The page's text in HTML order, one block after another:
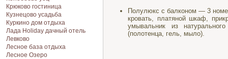
Крюково гостиница
Кузнецово усадьба
Куркино дом отдыха
Лада Holiday дачный отель
Левково
Лесное база отдыха
Лесное Озеро
Полулюкс с балконом — 3
кровать, платяной шкаф,
умывальник из
(полотенца, гель, мыло).